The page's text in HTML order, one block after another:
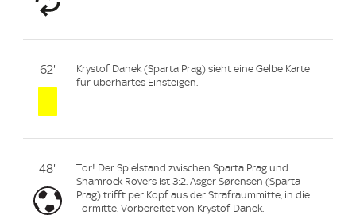
62'
Krystof Danek (Sparta Prag) sieht eine Gelbe Karte
für überhartes Einsteigen.
48'
Tor! Der Spielstand zwischen Sparta Prag und
Shamrock Rovers ist 3:2. Asger Sørensen (Sparta
Prag) trifft per Kopf aus der Strafraummitte, in die
Tormitte. Vorbereitet von Krystof Danek.